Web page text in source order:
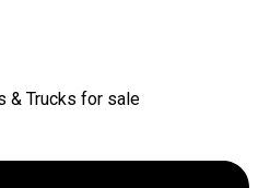
& Trucks for sale